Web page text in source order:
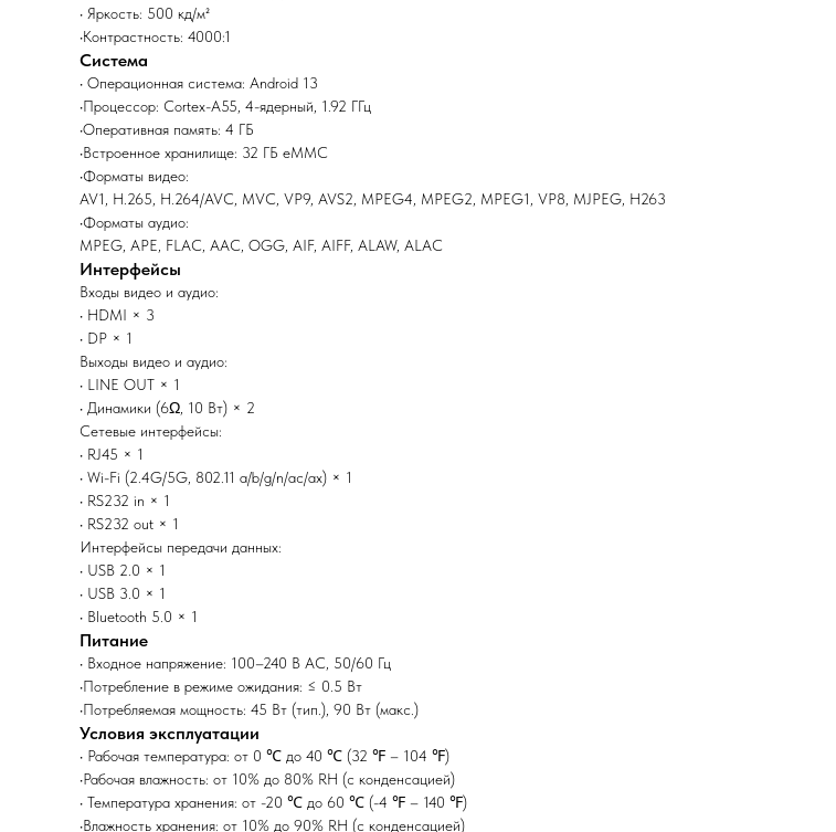
• Яркость: 500 кд/м²
•Контрастность: 4000:1
Система
• Операционная система: Android 13
•Процессор: Cortex-A55, 4-ядерный, 1.92 ГГц
•Оперативная память: 4 ГБ
•Встроенное хранилище: 32 ГБ eMMC
•Форматы видео:
AV1, H.265, H.264/AVC, MVC, VP9, AVS2, MPEG4, MPEG2, MPEG1, VP8, MJPEG, H263
•Форматы аудио:
MPEG, APE, FLAC, AAC, OGG, AIF, AIFF, ALAW, ALAC
Интерфейсы
Входы видео и аудио:
• HDMI × 3
• DP × 1
Выходы видео и аудио:
• LINE OUT × 1
• Динамики (6Ω, 10 Вт) × 2
Сетевые интерфейсы:
• RJ45 × 1
• Wi-Fi (2.4G/5G, 802.11 a/b/g/n/ac/ax) × 1
• RS232 in × 1
• RS232 out × 1
Интерфейсы передачи данных:
• USB 2.0 × 1
• USB 3.0 × 1
• Bluetooth 5.0 × 1
Питание
• Входное напряжение: 100–240 В AC, 50/60 Гц
•Потребление в режиме ожидания: ≤ 0.5 Вт
•Потребляемая мощность: 45 Вт (тип.), 90 Вт (макс.)
Условия эксплуатации
• Рабочая температура: от 0 ℃ до 40 ℃ (32 ℉ – 104 ℉)
•Рабочая влажность: от 10% до 80% RH (с конденсацией)
• Температура хранения: от -20 ℃ до 60 ℃ (-4 ℉ – 140 ℉)
•Влажность хранения: от 10% до 90% RH (с конденсацией)